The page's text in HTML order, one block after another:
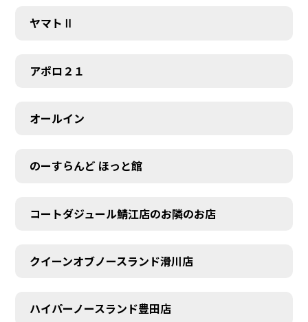
ヤマトⅡ
アポロ２１
オールイン
のーすらんど ほっと館
コートダジュール鯖江店のお隣のお店
クイーンオブノースランド滑川店
ハイパーノースランド豊田店